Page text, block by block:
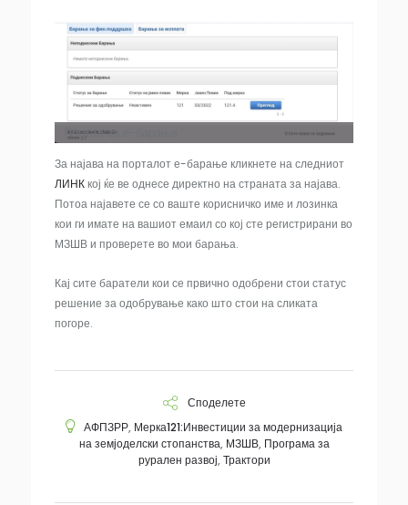
Портал за е-барање
За најава на порталот е-барање кликнете на следниот
ЛИНКкој ќе ве однесе директно на страната за најава.
Потоа најавете се со ваште корисничко име и лозинка
кои ги имате на вашиот емаил со кој сте регистрирани во
МЗШВ и проверете во мои барања.
Кај сите баратели кои се првично одобрени стои статус
решение за одобрување како што стои на сликата
погоре.
Споделете
АФПЗРР, Мерка121:Инвестиции за модернизација
на земјоделски стопанства, МЗШВ, Програма за
рурален развој,Трактори